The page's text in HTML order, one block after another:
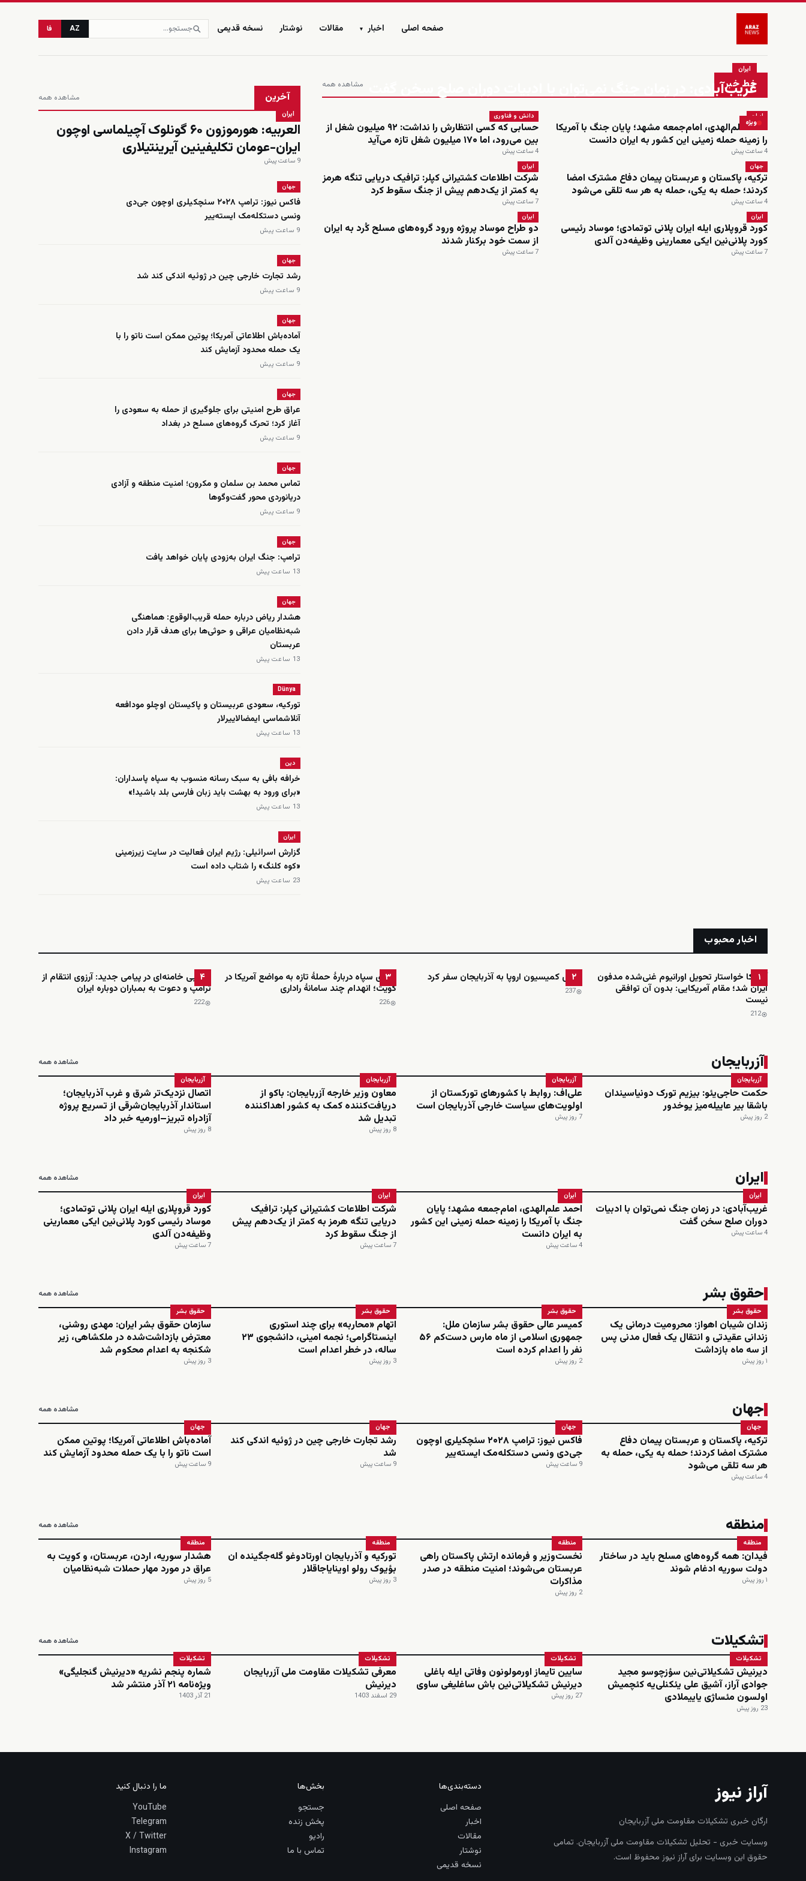
صفحه اصلی اخبار ▾ مقالات نوشتار نسخه قدیمی AZ فا
زنده خط خبر مشاهده همه
ویژه
ایران
غریب‌آبادی: در زمان جنگ نمی‌توان با ادبیات دوران صلح سخن گفت
ایران
احمد علم‌الهدی، امام‌جمعه مشهد؛ پایان جنگ با آمریکا
را زمینه حمله زمینی این کشور به ایران دانست
4 ساعت پیش
دانش و فناوری
حسابی که کسی انتظارش را نداشت: ۹۲ میلیون شغل از
بین می‌رود، اما ۱۷۰ میلیون شغل تازه می‌آید
4 ساعت پیش
جهان
ترکیه، پاکستان و عربستان پیمان دفاع مشترک امضا
کردند؛ حمله به یکی، حمله به هر سه تلقی می‌شود
4 ساعت پیش
ایران
شرکت اطلاعات کشتیرانی کپلر: ترافیک دریایی تنگه هرمز
به کمتر از یک‌دهم پیش از جنگ سقوط کرد
7 ساعت پیش
ایران
کورد قروپلاری ایله ایران پلانی توتمادی؛ موساد رئیسی
کورد پلانی‌نین ایکی معمارینی وظیفه‌دن آلدی
7 ساعت پیش
ایران
دو طراح موساد پروژه ورود گروه‌های مسلح کُرد به ایران
از سمت خود برکنار شدند
7 ساعت پیش
آخرین مشاهده همه
ایران
العربیه: هورموزون ۶۰ گونلوک آچیلماسی اوچون
ایران-عومان تکلیفینین آیرینتیلاری
9 ساعت پیش
جهان
فاکس نیوز: ترامپ ۲۰۲۸ سئچکیلری اوچون جی‌دی
ونسی دستکله‌مک ایسته‌ییر
9 ساعت پیش
جهان
رشد تجارت خارجی چین در ژوئیه اندکی کند شد
9 ساعت پیش
جهان
آماده‌باش اطلاعاتی آمریکا؛ پوتین ممکن است ناتو را با
یک حمله محدود آزمایش کند
9 ساعت پیش
جهان
عراق طرح امنیتی برای جلوگیری از حمله به سعودی را
آغاز کرد؛ تحرک گروه‌های مسلح در بغداد
9 ساعت پیش
جهان
تماس محمد بن سلمان و مکرون؛ امنیت منطقه و آزادی
دریانوردی محور گفت‌وگوها
9 ساعت پیش
جهان
ترامپ: جنگ ایران به‌زودی پایان خواهد یافت
13 ساعت پیش
جهان
هشدار ریاض درباره حمله قریب‌الوقوع: هماهنگی
شبه‌نظامیان عراقی و حوثی‌ها برای هدف قرار دادن
عربستان
13 ساعت پیش
Dünya
تورکیه، سعودی عربیستان و پاکیستان اوچلو مودافعه
‌آنلاشماسی ایمضالاییرلار
13 ساعت پیش
دین
خرافه بافی به سبک رسانه منسوب به سپاه پاسداران:
«برای ورود به بهشت باید زبان فارسی بلد باشید!»
13 ساعت پیش
ایران
گزارش اسرائیلی: رژیم ایران فعالیت در سایت زیرزمینی
«کوه کلنگ» را شتاب داده است
23 ساعت پیش
اخبار محبوب
۱
آمریکا خواستار تحویل اورانیوم غنی‌شده مدفون
ایران شد؛ مقام آمریکایی: بدون آن توافقی
نیست
212
۲
رئیس کمیسیون اروپا به آذربایجان سفر کرد
237
۳
ادعای سپاه دربارهٔ حملهٔ تازه به مواضع آمریکا در
کویت؛ انهدام چند سامانهٔ راداری
226
۴
مجتبی خامنه‌ای در پیامی جدید: آرزوی انتقام از
ترامپ و دعوت به بمباران دوباره ایران
222
آزربایجان مشاهده همه
آزربایجان
حکمت حاجی‌یئو: بیزیم تورک دونیاسیندان
باشقا بیر عاییله‌میز یوخدور
2 روز پیش
آزربایجان
علی‌اف: روابط با کشورهای تورکستان از
اولویت‌های سیاست خارجی آذربایجان است
7 روز پیش
آزربایجان
معاون وزیر خارجه آزربایجان: باکو از
دریافت‌کننده کمک به کشور اهداکننده
تبدیل شد
8 روز پیش
آزربایجان
اتصال نزدیک‌تر شرق و غرب آذربایجان؛
استاندار آذربایجان‌شرقی از تسریع پروژه
آزادراه تبریز–اورمیه خبر داد
8 روز پیش
ایران مشاهده همه
ایران
غریب‌آبادی: در زمان جنگ نمی‌توان با ادبیات
دوران صلح سخن گفت
4 ساعت پیش
ایران
احمد علم‌الهدی، امام‌جمعه مشهد؛ پایان
جنگ با آمریکا را زمینه حمله زمینی این کشور
به ایران دانست
4 ساعت پیش
ایران
شرکت اطلاعات کشتیرانی کپلر: ترافیک
دریایی تنگه هرمز به کمتر از یک‌دهم پیش
از جنگ سقوط کرد
7 ساعت پیش
ایران
کورد قروپلاری ایله ایران پلانی توتمادی؛
موساد رئیسی کورد پلانی‌نین ایکی معمارینی
وظیفه‌دن آلدی
7 ساعت پیش
حقوق بشر مشاهده همه
حقوق بشر
زندان شیبان اهواز: محرومیت درمانی یک
زندانی عقیدتی و انتقال یک فعال مدنی پس
از سه ماه بازداشت
۱ روز پیش
حقوق بشر
کمیسر عالی حقوق بشر سازمان ملل:
جمهوری اسلامی از ماه مارس دست‌کم ۵۶
نفر را اعدام کرده است
2 روز پیش
حقوق بشر
اتهام «محاربه» برای چند استوری
اینستاگرامی؛ نجمه امینی، دانشجوی ۲۳
ساله، در خطر اعدام است
3 روز پیش
حقوق بشر
سازمان حقوق بشر ایران: مهدی روشنی،
معترض بازداشت‌شده در ملکشاهی، زیر
شکنجه به اعدام محکوم شد
3 روز پیش
جهان مشاهده همه
جهان
ترکیه، پاکستان و عربستان پیمان دفاع
مشترک امضا کردند؛ حمله به یکی، حمله به
هر سه تلقی می‌شود
4 ساعت پیش
جهان
فاکس نیوز: ترامپ ۲۰۲۸ سئچکیلری اوچون
جی‌دی ونسی دستکله‌مک ایسته‌ییر
9 ساعت پیش
جهان
رشد تجارت خارجی چین در ژوئیه اندکی کند
شد
9 ساعت پیش
جهان
آماده‌باش اطلاعاتی آمریکا؛ پوتین ممکن
است ناتو را با یک حمله محدود آزمایش کند
9 ساعت پیش
منطقه مشاهده همه
منطقه
فیدان: همه گروه‌های مسلح باید در ساختار
دولت سوریه ادغام شوند
۱ روز پیش
منطقه
نخست‌وزیر و فرمانده ارتش پاکستان راهی
عربستان می‌شوند؛ امنیت منطقه در صدر
مذاکرات
2 روز پیش
منطقه
تورکیه و آذربایجان اورتادوغو گله‌جگینده ان
بؤیوک رولو اوینایاجاقلار
3 روز پیش
منطقه
هشدار سوریه، اردن، عربستان، و کویت به
عراق در مورد مهار حملات شبه‌نظامیان
5 روز پیش
تشکیلات مشاهده همه
تشکیلات
دیرنیش تشکیلاتی‌نین سؤزچوسو مجید
جوادی آراز، آشیق علی یئکنلی‌یه کئچمیش
اولسون مئساژی یاییملادی
23 روز پیش
تشکیلات
سایین تایماز اورمولونون وفاتی ایله باغلی
دیرنیش تشکیلاتی‌نین باش ساغلیغی ساوی
27 روز پیش
تشکیلات
معرفی تشکیلات مقاومت ملی آزربایجان
دیرنیش
29 اسفند 1403
تشکیلات
شماره پنجم نشریه «دیرنیش گنجلیگی»
ویژه‌نامه ۲۱ آذر منتشر شد
21 آذر 1403
آراز نیوز
ارگان خبری تشکیلات مقاومت ملی آزربایجان
وبسایت خبری - تحلیل تشکیلات مقاومت ملی آزربایجان. تمامی
حقوق این وبسایت برای آراز نیوز محفوظ است.
دسته‌بندی‌ها
صفحه اصلی
اخبار
مقالات
نوشتار
نسخه قدیمی
بخش‌ها
جستجو
پخش زنده
رادیو
تماس با ما
ما را دنبال کنید
YouTube
Telegram
X / Twitter
Instagram